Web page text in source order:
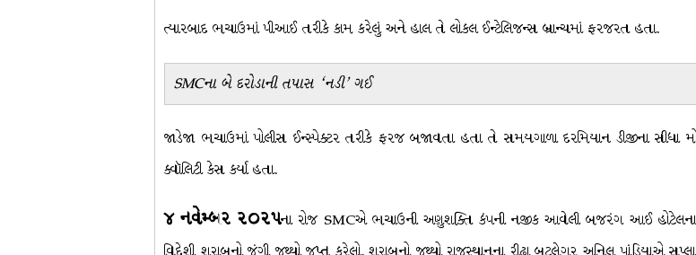
ત્યારબાદ ભચાઉમાં પીઆઈ તરીકે કામ કરેલું અને હાલ તે લોકલ ઈન્ટેલિજન્સ બ્રાન્ચમાં ફરજરત હતા.
SMCના બે દરોડાની તપાસ ‘નડી’ગઈ
જાડેજા ભચાઉમાં પોલીસ ઈન્સ્પેક્ટર તરીકે ફરજ બજાવતા હતા તે સમયગાળા દરમિયાન ડીજીના સીધા
ક્વૉલિટી કેસ કર્યા હતા.
૪ નવેમ્બર ૨૦૨૫ના રોજ SMCએ ભચાઉની અણુશક્તિ કંપની નજીક આવેલી બજરંગ આઈ હોટેલના